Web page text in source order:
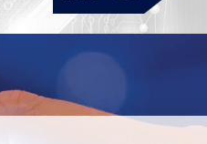
材質はエンジニアリン
とCFR-ETFEと金属
、塩酸、硫酸、フッ
及びその他の非常に
の輸送に適用できま